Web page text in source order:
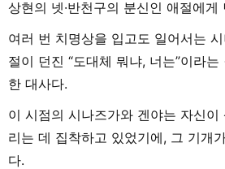
상현의 넷·반천구의 분신인 애절에게
여러 번 치명상을 입고도 일어서는
절이 던진 “도대체 뭐냐, 너는”이라
한 대사다.
이 시점의 시나즈가와 겐야는 자신이
리는 데 집착하고 있었기에, 그 기개
다.